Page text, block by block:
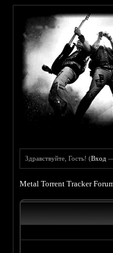
Здравствуйте, Гость! (Вход
Metal Torrent Tracker